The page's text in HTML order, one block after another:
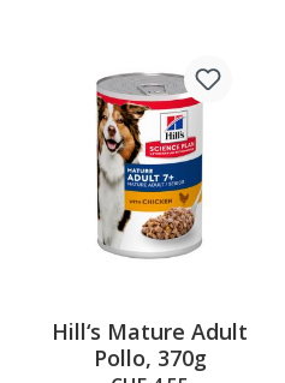
Hill‘s Mature Adult
Pollo, 370g